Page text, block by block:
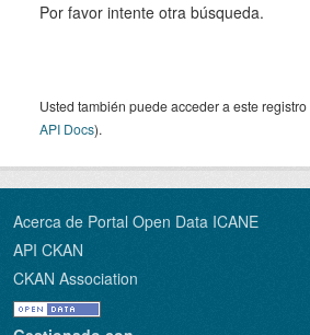
Por favor intente otra búsqueda.
Usted también puede acceder a este
API Docs).
Acerca de Portal Open Data ICANE
API CKAN
CKAN Association